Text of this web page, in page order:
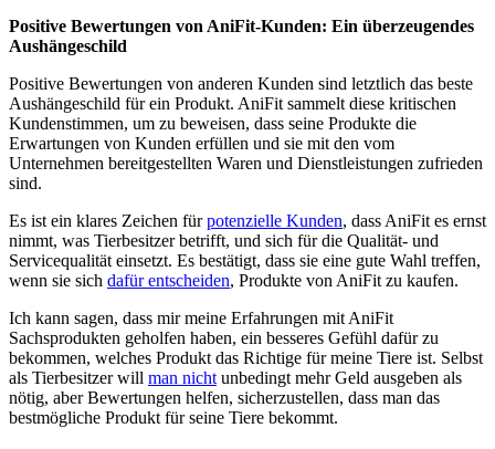
Positive Bewertungen von ⁢AniFit-Kunden: Ein überzeugendes
Aushängeschild
Positive⁢ Bewertungen von anderen ⁣Kunden sind letztlich das beste
⁤Aushängeschild für ein Produkt. AniFit sammelt diese kritischen
Kundenstimmen, ⁤um zu beweisen, dass ​seine Produkte die
Erwartungen von Kunden⁢ erfüllen und sie mit den​ vom
Unternehmen bereitgestellten Waren und Dienstleistungen zufrieden
sind.
Es ist ein klares Zeichen ‌fürpotenzielle Kunden, dass AniFit es ernst
nimmt, was Tierbesitzer betrifft, und‌ sich für die Qualität- und
Servicequalität einsetzt. Es bestätigt, dass sie eine gute Wahl treffen,
wenn sie sich dafür entscheiden, Produkte von AniFit⁣ zu kaufen.
Ich kann sagen, dass mir meine Erfahrungen mit AniFit
Sachsprodukten geholfen haben, ein besseres Gefühl dafür zu
bekommen, welches Produkt das Richtige für meine Tiere ist. Selbst
als Tierbesitzer will man nicht unbedingt⁣ mehr Geld ausgeben als
nötig, aber Bewertungen helfen, sicherzustellen, dass man das
bestmögliche​ Produkt für ​seine Tiere bekommt.